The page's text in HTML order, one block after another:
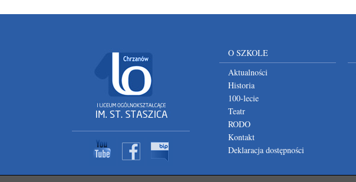
O SZKOLE
Aktualności
Historia
100-lecie
Teatr
RODO
Kontakt
Deklaracja dostępności